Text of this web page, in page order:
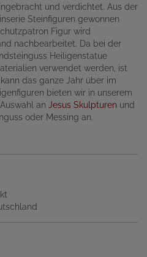
und verdichtet. Aus der
Steinfiguren gewonnen
Figur wird
nachbearbeitet. Da bei der
Heiligenstatue
verwendet werden, ist
das ganze Jahr über im
bieten wir in unserem
an Jesus Skulpturen und
oder Messing an.